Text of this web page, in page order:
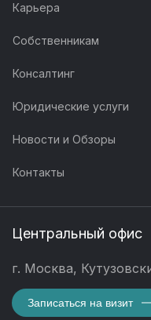
Карьера
Собственникам
Консалтинг
Юридические услуги
Новости и Обзоры
Контакты
Центральный офис
г. Москва,
Записаться на визит